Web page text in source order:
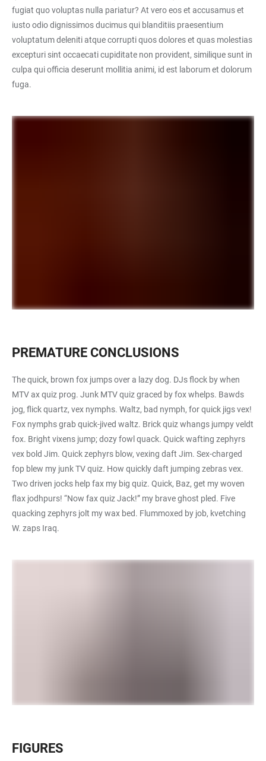
fugiat quo voluptas nulla pariatur? At vero eos et accusamus et
iusto odio dignissimos ducimus qui blanditiis praesentium
voluptatum deleniti atque corrupti quos dolores et quas molestias
excepturi sint occaecati cupiditate non provident, similique sunt in
culpa qui officia deserunt mollitia animi, id est laborum et dolorum
fuga.
PREMATURE CONCLUSIONS
The quick, brown fox jumps over a lazy dog. DJs flock by when
MTV ax quiz prog. Junk MTV quiz graced by fox whelps. Bawds
jog, flick quartz, vex nymphs. Waltz, bad nymph, for quick jigs vex!
Fox nymphs grab quick-jived waltz. Brick quiz whangs jumpy veldt
fox. Bright vixens jump; dozy fowl quack. Quick wafting zephyrs
vex bold Jim. Quick zephyrs blow, vexing daft Jim. Sex-charged
fop blew my junk TV quiz. How quickly daft jumping zebras vex.
Two driven jocks help fax my big quiz. Quick, Baz, get my woven
flax jodhpurs! “Now fax quiz Jack!” my brave ghost pled. Five
quacking zephyrs jolt my wax bed. Flummoxed by job, kvetching
W. zaps Iraq.
FIGURES